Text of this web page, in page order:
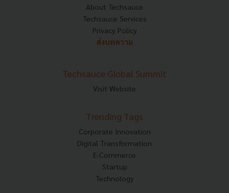
About Techsauce
Techsauce Services
Privacy Policy
ส่งบทความ
Techsauce Global Summit
Visit Website
Trending Tags
Corporate Innovation
Digital Transformation
E-Commerce
Startup
Technology